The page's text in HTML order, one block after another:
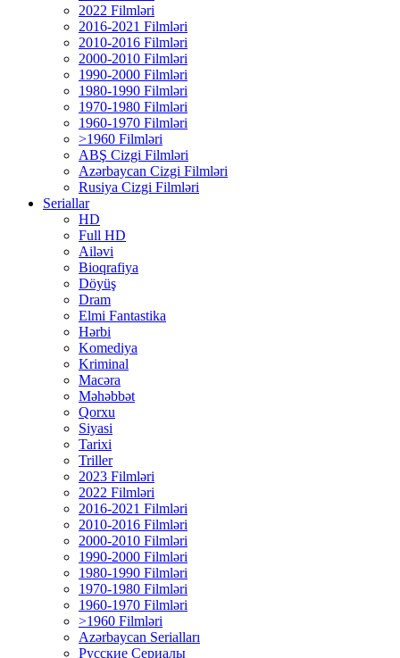
2022 Filmləri
2016-2021 Filmləri
2010-2016 Filmləri
2000-2010 Filmləri
1990-2000 Filmləri
1980-1990 Filmləri
1970-1980 Filmləri
1960-1970 Filmləri
>1960 Filmləri
ABŞ Cizgi Filmləri
Azərbaycan Cizgi Filmləri
Rusiya Cizgi Filmləri
Seriallar
HD
Full HD
Ailəvi
Bioqrafiya
Döyüş
Dram
Elmi Fantastika
Hərbi
Komediya
Kriminal
Macəra
Məhəbbət
Qorxu
Siyasi
Tarixi
Triller
2023 Filmləri
2022 Filmləri
2016-2021 Filmləri
2010-2016 Filmləri
2000-2010 Filmləri
1990-2000 Filmləri
1980-1990 Filmləri
1970-1980 Filmləri
1960-1970 Filmləri
>1960 Filmləri
Azərbaycan Serialları
Русские Сериалы